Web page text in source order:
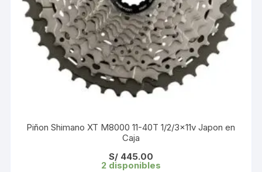
Piñon Shimano XT M8000 11-40T 1/2/3x11v Japon en
Caja
S/445.00
2 disponibles